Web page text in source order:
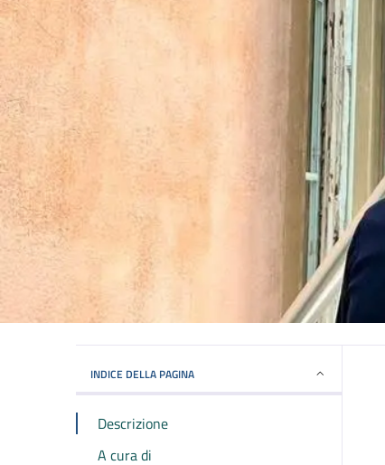
INDICE DELLA PAGINA
Descrizione
A cura di